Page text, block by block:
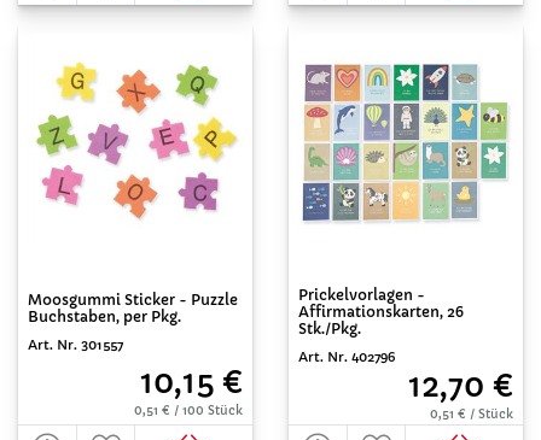
Moosgummi Sticker - Puzzle
Buchstaben, per Pkg.
Art. Nr. 301557
10,15 €
0,51 € / 100 Stück
Prickelvorlagen -
Affirmationskarten, 26
Stk./Pkg.
Art. Nr. 402796
12,70 €
0,51 € / Stück